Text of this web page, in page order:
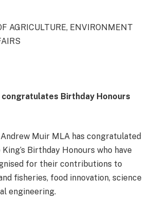
AGRICULTURE, ENVIRONMENT
congratulates Birthday Honours
Muir MLA has congratulated
Birthday Honours who have
for their contributions to
fisheries, food innovation, science
engineering.